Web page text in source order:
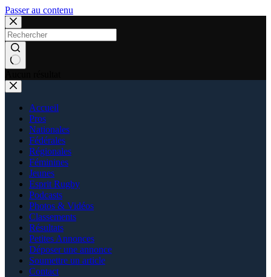
Passer au contenu
Accueil
Pros
Nationales
Fédérales
Régionales
Féminines
Jeunes
Esprit Rugby
Podcasts
Photos & Vidéos
Classements
Résultats
Petites Annonces
Déposer une annonce
Soumettre un article
Contact